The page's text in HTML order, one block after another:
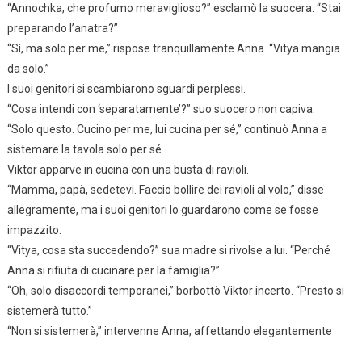
“Annochka, che profumo meraviglioso?” esclamò la suocera. “Stai
preparando l’anatra?”
“Sì, ma solo per me,” rispose tranquillamente Anna. “Vitya mangia
da solo.”
I suoi genitori si scambiarono sguardi perplessi.
“Cosa intendi con ‘separatamente’?” suo suocero non capiva.
“Solo questo. Cucino per me, lui cucina per sé,” continuò Anna a
sistemare la tavola solo per sé.
Viktor apparve in cucina con una busta di ravioli.
“Mamma, papà, sedetevi. Faccio bollire dei ravioli al volo,” disse
allegramente, ma i suoi genitori lo guardarono come se fosse
impazzito.
“Vitya, cosa sta succedendo?” sua madre si rivolse a lui. “Perché
Anna si rifiuta di cucinare per la famiglia?”
“Oh, solo disaccordi temporanei,” borbottò Viktor incerto. “Presto si
sistemerà tutto.”
“Non si sistemerà,” intervenne Anna, affettando elegantemente